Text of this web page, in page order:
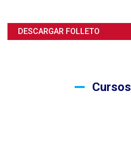
DESCARGAR FOLLETO
Cursos